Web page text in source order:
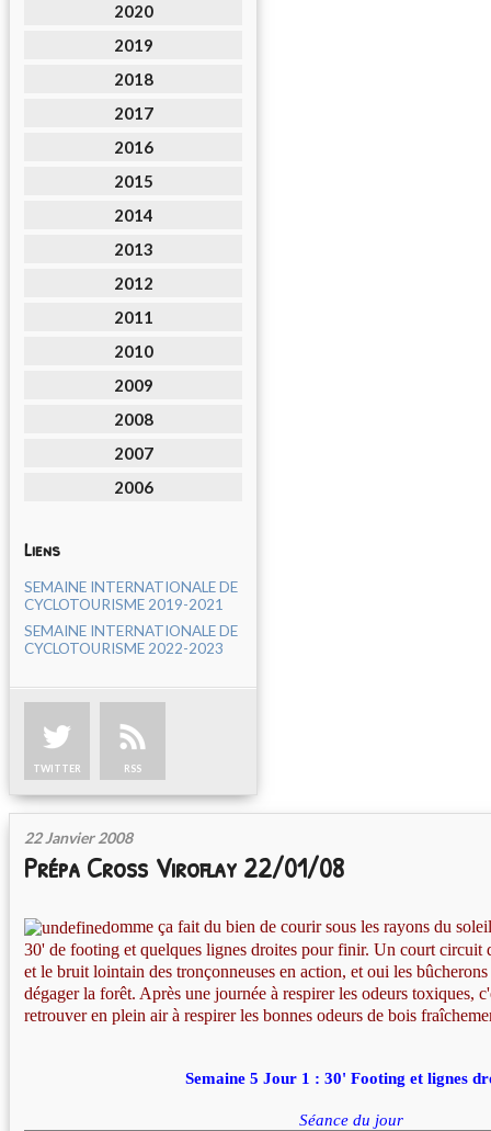
2020
2019
2018
2017
2016
2015
2014
2013
2012
2011
2010
2009
2008
2007
2006
Liens
SEMAINE INTERNATIONALE DE
CYCLOTOURISME 2019-2021
SEMAINE INTERNATIONALE DE
CYCLOTOURISME 2022-2023
TWITTER RSS
22 Janvier 2008
Prépa Cross Viroflay 22/01/08
omme ça fait du bien de courir sous les rayons du
30' de footing et quelques lignes droites pour finir. Un court circuit
et le bruit lointain des tronçonneuses en action, et oui les
dégager la forêt. Après une journée à respirer les odeurs toxiques,
retrouver en plein airà respirer les bonnes odeurs de bois
Semaine 5 Jour 1 : 30' Footing et lignes
Séance du jour